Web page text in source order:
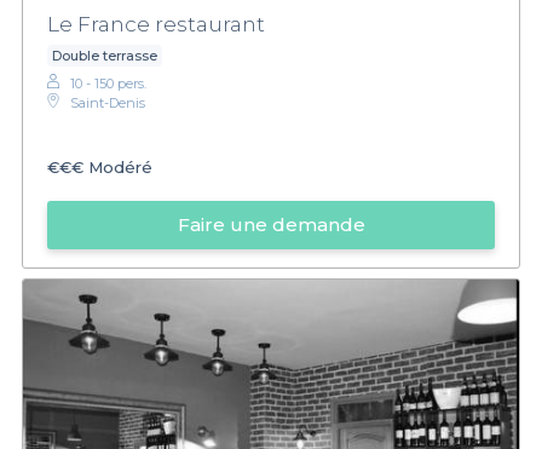
Le France restaurant
Double terrasse
10 - 150 pers.
Saint-Denis
€€€ Modéré
Faire une demande